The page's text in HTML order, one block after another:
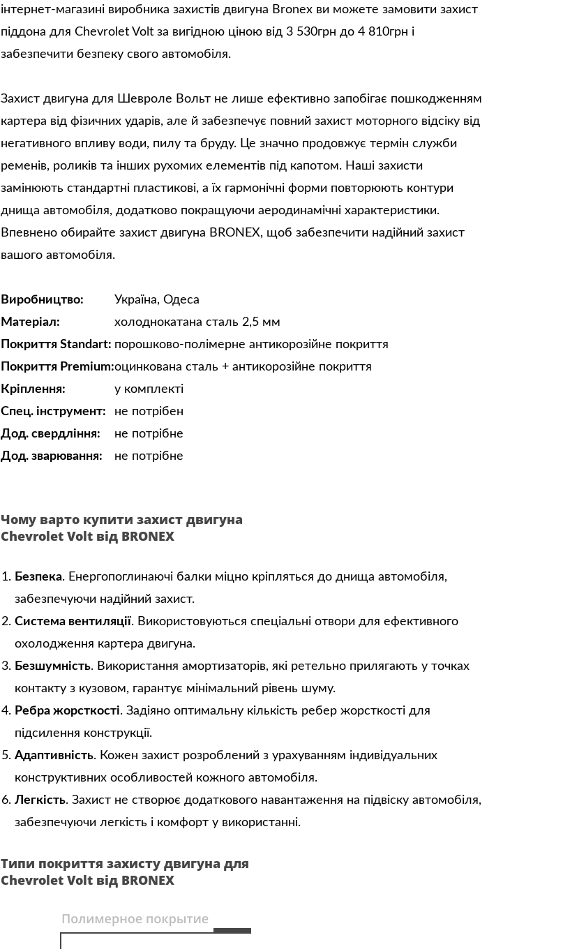
інтернет-магазині виробника захистів двигуна Bronex ви можете замовити захист
піддона для Chevrolet Volt за вигідною ціною від 3 530грн до 4 810грн і
забезпечити безпеку свого автомобіля.
Захист двигуна для Шевроле Вольт не лише ефективно запобігає пошкодженням
картера від фізичних ударів, але й забезпечує повний захист моторного відсіку від
негативного впливу води, пилу та бруду. Це значно продовжує термін служби
ременів, роликів та інших рухомих елементів під капотом. Наші захисти
замінюють стандартні пластикові, а їх гармонічні форми повторюють контури
днища автомобіля, додатково покращуючи аеродинамічні характеристики.
Впевнено обирайте захист двигуна BRONEX, щоб забезпечити надійний захист
вашого автомобіля.
Виробництво:
Україна, Одеса
Матеріал:
холоднокатана сталь 2,5 мм
Покриття Standart: порошково-полімерне антикорозійне покриття
Покриття Premium:оцинкована сталь + антикорозійне покриття
Кріплення:
у комплекті
Спец. інструмент:
не потрібен
Дод. свердління:
не потрібне
Дод. зварювання:
не потрібне
Чому варто купити захист двигуна
Chevrolet Volt від BRONEX
Безпека. Енергопоглинаючі балки міцно кріпляться до днища автомобіля,
забезпечуючи надійний захист.
Система вентиляції. Використовуються спеціальні отвори для ефективного
охолодження картера двигуна.
Безшумність. Використання амортизаторів, які ретельно прилягають у точках
контакту з кузовом, гарантує мінімальний рівень шуму.
Ребра жорсткості. Задіяно оптимальну кількість ребер жорсткості для
підсилення конструкції.
Адаптивність. Кожен захист розроблений з урахуванням індивідуальних
конструктивних особливостей кожного автомобіля.
Легкість. Захист не створює додаткового навантаження на підвіску автомобіля,
забезпечуючи легкість і комфорт у використанні.
Типи покриття захисту двигуна для
Chevrolet Volt від BRONEX